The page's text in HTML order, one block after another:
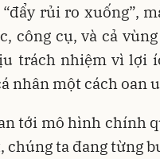
“đẩy rủi ro xuống”,
công cụ, và cả
trách nhiệm vì lợi
nhân một cách oan
tới mô hình chính
chúng ta đang từng